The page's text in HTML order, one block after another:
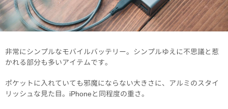
非常にシンプルなモバイルバッテリー。シンプルゆえに不思議と惹
かれる部分も多いアイテムです。
ポケットに入れていても邪魔にならない大きさに、アルミのスタイ
リッシュな見た目。iPhoneと同程度の重さ。